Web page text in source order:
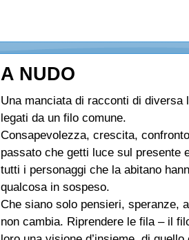
A NUDO
Una manciata di racconti di diversa
legati da un filo comune.
Consapevolezza, crescita,
passato che getti luce sul presente
tutti i personaggi che la abitano
qualcosa in sospeso.
Che siano solo pensieri, speranze,
non cambia. Riprendere le fila – il